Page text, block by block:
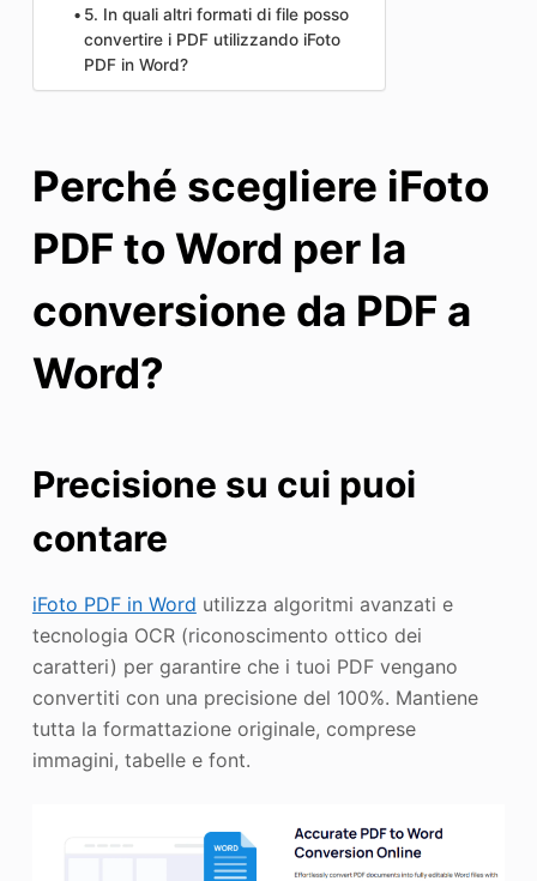
5. In quali altri formati di file posso
convertire i PDF utilizzando iFoto
PDF in Word?
Perché scegliere iFoto
PDF to Word per la
conversione da PDF a
Word?
Precisione su cui puoi
contare
iFoto PDF in Word utilizza algoritmi avanzati e
tecnologia OCR (riconoscimento ottico dei
caratteri) per garantire che i tuoi PDF vengano
convertiti con una precisione del 100%. Mantiene
tutta la formattazione originale, comprese
immagini, tabelle e font.